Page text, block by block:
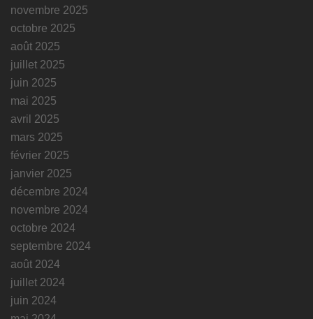
novembre 2025
octobre 2025
août 2025
juillet 2025
juin 2025
mai 2025
avril 2025
mars 2025
février 2025
janvier 2025
décembre 2024
novembre 2024
octobre 2024
septembre 2024
août 2024
juillet 2024
juin 2024